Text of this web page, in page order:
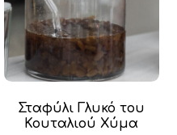
Σταφύλι Γλυκό του
Κουταλιού Χύμα